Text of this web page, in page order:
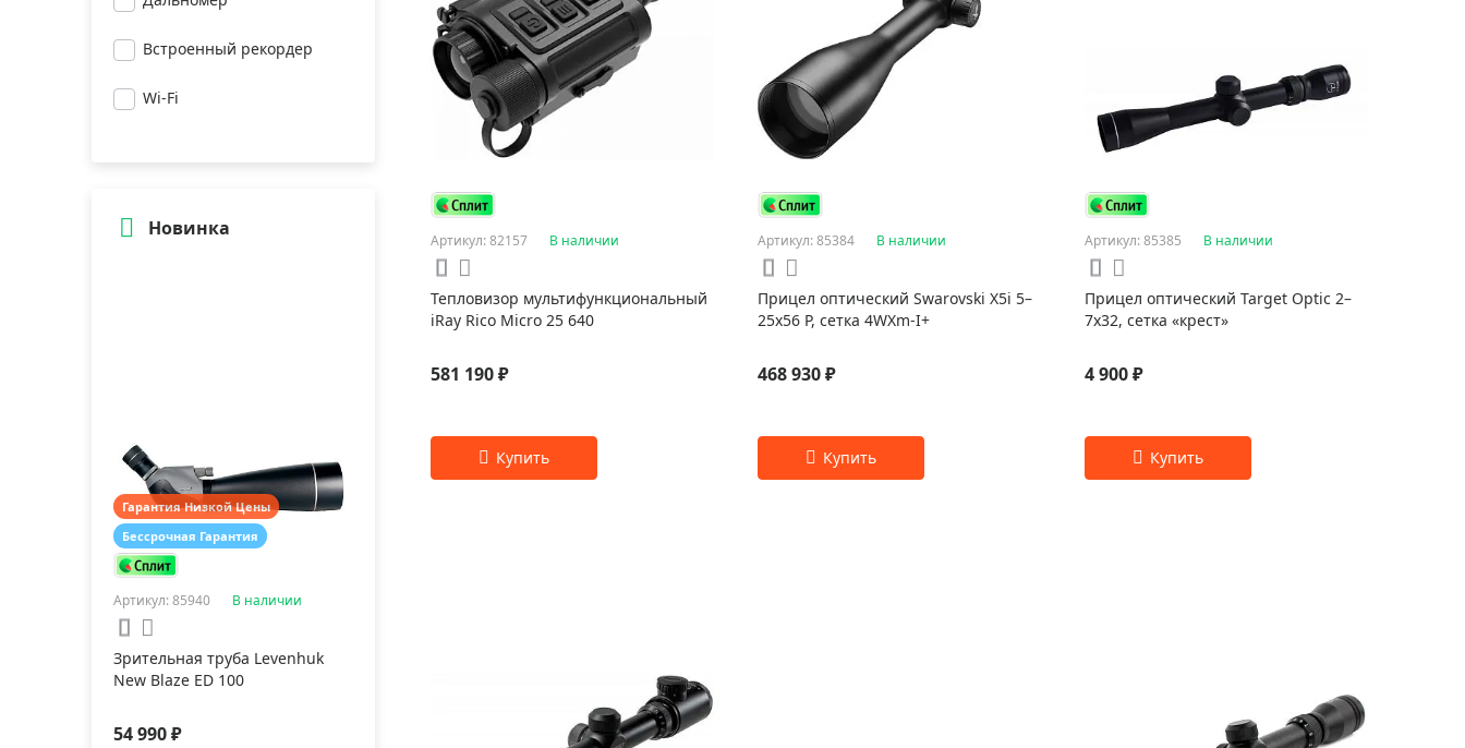
Встроенный рекордер
Wi-Fi
Новинка
Гарантия Низкой Цены
Бессрочная Гарантия
Артикул: 85940 В наличии
Зрительная труба Levenhuk
New Blaze ED 100
54 990 ₽
Артикул: 82157 В наличии
Тепловизор мультифункциональный
iRay Rico Micro 25 640
581 190 ₽
Артикул: 85384 В наличии
Прицел оптический Swarovski X5i 5–
25x56 P, сетка 4WXm-I+
468 930 ₽
Артикул: 85385 В наличии
Прицел оптический Target Optic 2–
7x32, сетка «крест»
4 900 ₽